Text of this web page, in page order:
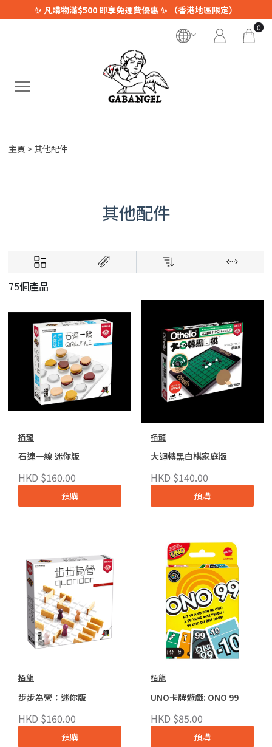
✨ 凡購物滿$500 即享免運費優惠 ✨ （香港地區限定）
0
主頁 其他配件
其他配件
75個產品
栢龍
石連一線 迷你版
HKD $160.00
預購
栢龍
大迴轉黑白棋家庭版
HKD $140.00
預購
栢龍
步步為營：迷你版
HKD $160.00
預購
栢龍
UNO卡牌遊戲: ONO 99
HKD $85.00
預購